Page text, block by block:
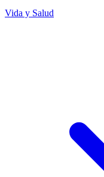
Vida y Salud